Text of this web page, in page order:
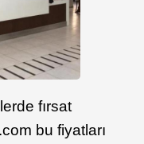
fırsat
bu fiyatları